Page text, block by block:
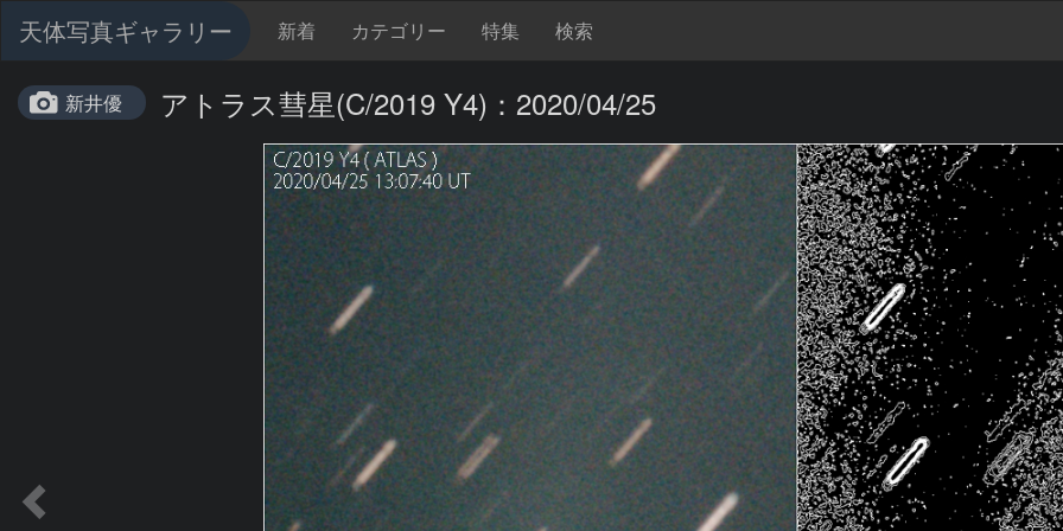
天体写真ギャラリー 新着 カテゴリー 特集 検索
新井優 アトラス彗星(C/2019 Y4)：2020/04/25